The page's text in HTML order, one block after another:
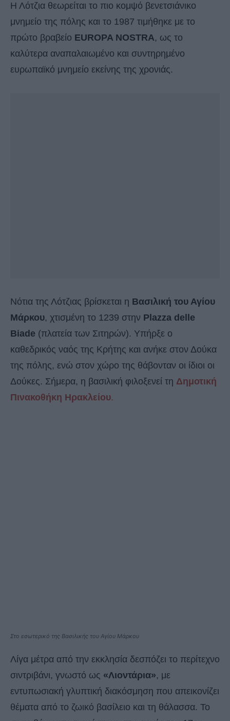
Η Λότζια θεωρείται το πιο κομψό βενετσιάνικο
μνημείο της πόλης και το 1987 τιμήθηκε με το
πρώτο βραβείο EUROPA NOSTRA, ως το
καλύτερα αναπαλαιωμένο και συντηρημένο
ευρωπαϊκό μνημείο εκείνης της χρονιάς.
Νότια της Λότζιας βρίσκεται η Βασιλική του Αγίου
Μάρκου, χτισμένη το 1239 στην Plazza delle
Biade (πλατεία των Σιτηρών). Υπήρξε ο
καθεδρικός ναός της Κρήτης και ανήκε στον Δούκα
της πόλης, ενώ στον χώρο της θάβονταν οι ίδιοι οι
Δούκες. Σήμερα, η βασιλική φιλοξενεί τη Δημοτική
Πινακοθήκη Ηρακλείου.
Στο εσωτερικό της Βασιλικής του Αγίου Μάρκου
Λίγα μέτρα από την εκκλησία δεσπόζει το περίτεχνο
σιντριβάνι, γνωστό ως «Λιοντάρια», με
εντυπωσιακή γλυπτική διακόσμηση που απεικονίζει
θέματα από το ζωικό βασίλειο και τη θάλασσα. Το